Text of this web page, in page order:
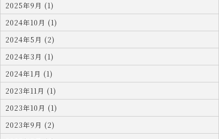
2025年9月 (1)
2024年10月 (1)
2024年5月 (2)
2024年3月 (1)
2024年1月 (1)
2023年11月 (1)
2023年10月 (1)
2023年9月 (2)